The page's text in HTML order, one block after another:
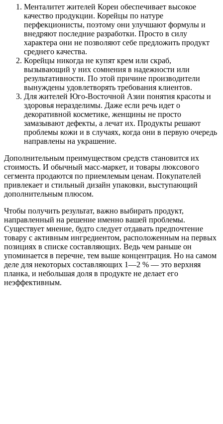
Менталитет жителей Кореи обеспечивает высокое
качество продукции. Корейцы по натуре
перфекционисты, поэтому они улучшают формулы и
внедряют последние разработки. Просто в силу
характера они не позволяют себе предложить продукт
среднего качества.
Корейцы никогда не купят крем или скраб,
вызывающий у них сомнения в надежности или
результативности. По этой причине производители
вынуждены удовлетворять требования клиентов.
Для жителей Юго-Восточной Азии понятия красоты и
здоровья неразделимы. Даже если речь идет о
декоративной косметике, женщины не просто
замазывают дефекты, а лечат их. Продукты решают
проблемы кожи и в случаях, когда они в первую очередь
направлены на украшение.
Дополнительным преимуществом средств становится их
стоимость. И обычный масс-маркет, и товары люксового
сегмента продаются по приемлемым ценам. Покупателей
привлекает и стильный дизайн упаковки, выступающий
дополнительным плюсом.
Чтобы получить результат, важно выбирать продукт,
направленный на решение именно вашей проблемы.
Существует мнение, будто следует отдавать предпочтение
товару с активным ингредиентом, расположенным на первых
позициях в списке составляющих. Ведь чем раньше он
упоминается в перечне, тем выше концентрация. Но на самом
деле для некоторых составляющих 1—2 % — это верхняя
планка, и небольшая доля в продукте не делает его
неэффективным.